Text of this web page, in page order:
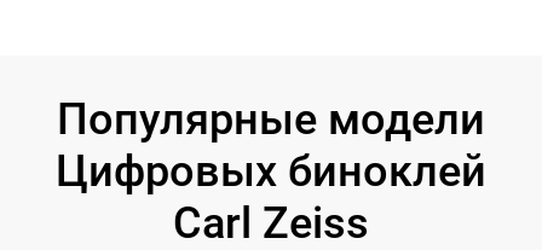
Популярные модели
Цифровых биноклей
Carl Zeiss